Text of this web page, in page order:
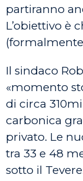
partiranno
L’obiettivo è
Il sindaco
«momento
di circa
carbonica
privato. Le
tra 33 e 48
sotto il